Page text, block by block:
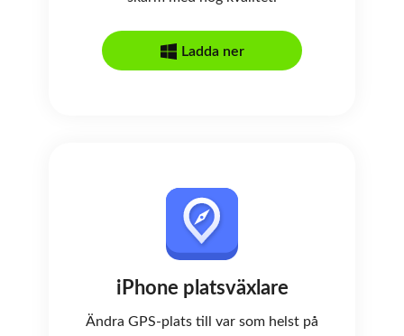
Ladda ner
iPhone platsväxlare
Ändra GPS-plats till var som helst på